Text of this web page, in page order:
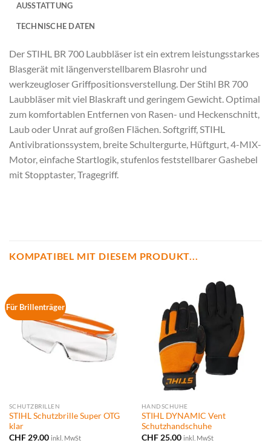
AUSSTATTUNG
TECHNISCHE DATEN
Der STIHL BR 700 Laubbläser ist ein extrem leistungsstarkes
Blasgerät mit längenverstellbarem Blasrohr und
werkzeugloser Griffpositionsverstellung. Der Stihl BR 700
Laubbläser mit viel Blaskraft und geringem Gewicht. Optimal
zum komfortablen Entfernen von Rasen- und Heckenschnitt,
Laub oder Unrat auf großen Flächen. Softgriff, STIHL
Antivibrationssystem, breite Schultergurte, Hüftgurt, 4-MIX-
Motor, einfache Startlogik, stufenlos feststellbarer Gashebel
mit Stopptaster, Tragegriff.
KOMPATIBEL MIT DIESEM PRODUKT...
Für Brillenträger
SCHUTZBRILLEN
STIHL Schutzbrille Super OTG
klar
CHF29.00 inkl. MwSt
HANDSCHUHE
STIHL DYNAMIC Vent
Schutzhandschuhe
CHF25.00 inkl. MwSt